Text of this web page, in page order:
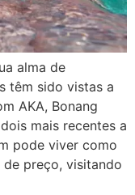
alma de
têm sido vistas a
AKA, Bonang
mais recentes a
pode viver como
de preço, visitando